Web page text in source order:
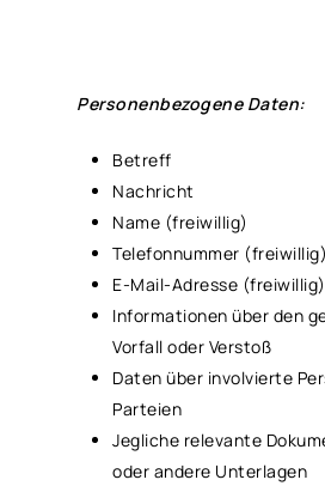
Personenbezogene Daten:
Betreff
Nachricht
Name (freiwillig)
Telefonnummer (freiwillig)
E-Mail-Adresse (freiwillig)
Informationen über den
Vorfall oder Verstoß
Daten über involvierte
Parteien
Jegliche relevante
oder andere Unterlagen